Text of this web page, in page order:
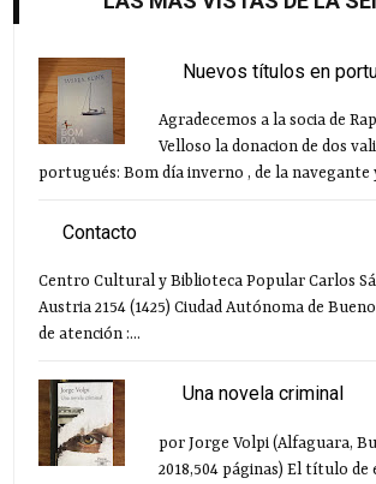
Nuevos títulos en
Agradecemos a la socia de
Velloso la donacion de dos
portugués: Bom día inverno , de la navegante
Contacto
Centro Cultural y Biblioteca Popular Carlos
Austria 2154 (1425) Ciudad Autónoma de
de atención :...
Una novela criminal
por Jorge Volpi (Alfaguara,
2018,504 páginas) El título de